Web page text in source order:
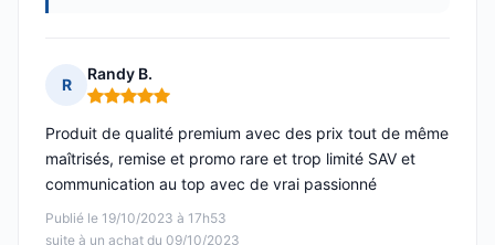
R
Randy B.
Note : 5 sur 5
Publié le 19/10/2023 à 17h53
suite à un achat du 09/10/2023
Produit de qualité premium avec des prix tout de même
maîtrisés, remise et promo rare et trop limité SAV et
communication au top avec de vrai passionné